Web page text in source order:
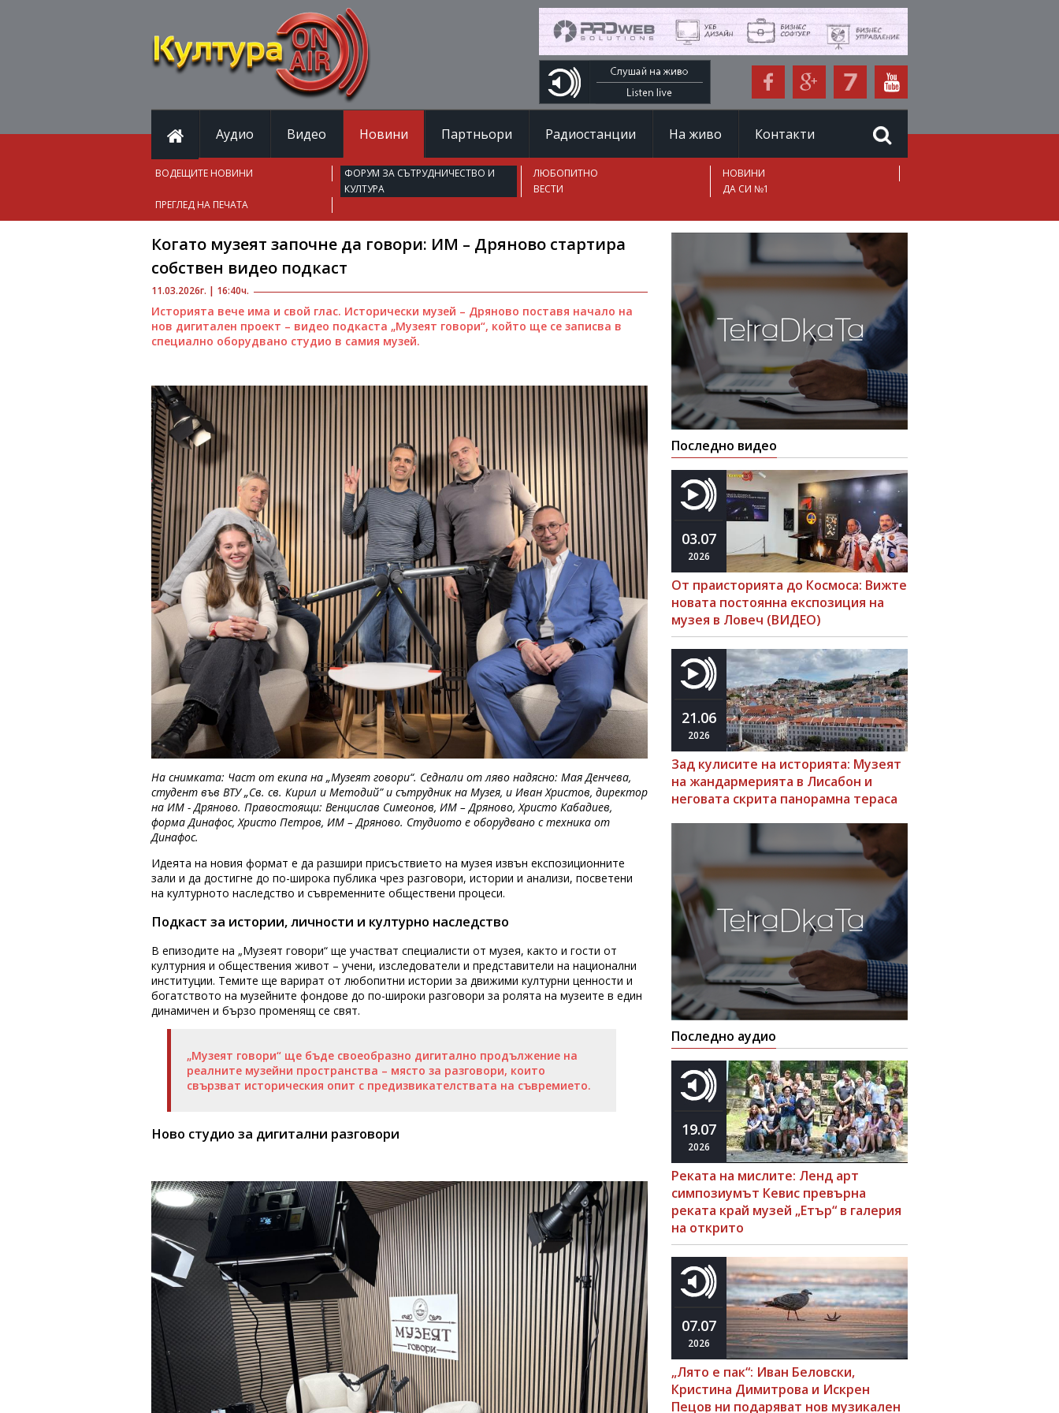
Аудио Видео Новини Партньори Радиостанции На живо Контакти
ВОДЕЩИТЕ НОВИНИ
ФОРУМ ЗА СЪТРУДНИЧЕСТВО И
КУЛТУРА
ЛЮБОПИТНО
НОВИНИ
ВЕСТИ
ДА СИ №1
ПРЕГЛЕД НА ПЕЧАТА
11.03.2026г. | 16:40ч.
Когато музеят започне да говори: ИМ – Дряново стартира
собствен видео подкаст
Историята вече има и свой глас. Исторически музей – Дряново поставя начало на
нов дигитален проект – видео подкаста „Музеят говори“, който ще се записва в
специално оборудвано студио в самия музей.
На снимката: Част от екипа на „Музеят говори“. Седнали от ляво надясно: Мая Денчева,
студент във ВТУ „Св. св. Кирил и Методий” и сътрудник на Музея, и Иван Христов, директор
на ИМ - Дряново. Правостоящи: Венцислав Симеонов, ИМ – Дряново, Христо Кабадиев,
форма Динафос, Христо Петров, ИМ – Дряново. Студиото е оборудвано с техника от
Динафос.
Идеята на новия формат е да разшири присъствието на музея извън експозиционните
зали и да достигне до по-широка публика чрез разговори, истории и анализи, посветени
на културното наследство и съвременните обществени процеси.
Подкаст за истории, личности и културно наследство
В епизодите на „Музеят говори“ ще участват специалисти от музея, както и гости от
културния и обществения живот – учени, изследователи и представители на национални
институции. Темите ще варират от любопитни истории за движими културни ценности и
богатството на музейните фондове до по-широки разговори за ролята на музеите в един
динамичен и бързо променящ се свят.
„Музеят говори“ ще бъде своеобразно дигитално продължение на
реалните музейни пространства – място за разговори, които
свързват историческия опит с предизвикателствата на съвремието.
Ново студио за дигитални разговори
Последно видео
03.07
2026
От праисторията до Космоса: Вижте
новата постоянна експозиция на
музея в Ловеч (ВИДЕО)
21.06
2026
Зад кулисите на историята: Музеят
на жандармерията в Лисабон и
неговата скрита панорамна тераса
Последно аудио
19.07
2026
Реката на мислите: Ленд арт
симпозиумът Кевис превърна
реката край музей „Етър“ в галерия
на открито
07.07
2026
„Лято е пак“: Иван Беловски,
Кристина Димитрова и Искрен
Пецов ни подаряват нов музикален